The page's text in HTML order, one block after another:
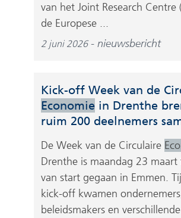
van het Joint Research Centre
de Europese ...
2 juni 2026 nieuwsbericht
Kick-off Week van de
Economiein Drenthe
ruim 200 deelnemers
De Week van de Circulaire
Drenthe is maandag 23 maart
van start gegaan in Emmen.
kick-off kwamen
beleidsmakers en